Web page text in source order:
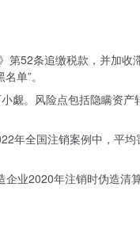
第52条追缴税款，并加收
单”。
觑。风险点包括隐瞒资产
年全国注销案例中，平均
业2020年注销时伪造清